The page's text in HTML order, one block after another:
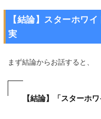
【結論】スターホワ
実
まず結論からお話すると、
【結論】「スターホ